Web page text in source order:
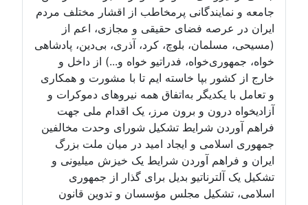
جامعه و نمایندگانی پرمخاطب از اقشار مختلف مردم
ایران در عرصه فضای حقیقی و مجازی، اعم از
(مسیحی، مسلمان، بلوچ، کرد، آذری، بی‌دین، پادشاهی
خواه، جمهوری‌خواه، فدراتیو خواه و...) از داخل و
خارج از کشور بپا خاسته ایم تا با مشورت و همکاری
و تعامل با یکدیگر به‌اتفاق همه نیروهای دموکرات و
آزادیخواه درون و برون مرز، یک اقدام ملی جهت
فراهم آوردن شرایط تشکیل شورای وحدت مخالفین
جمهوری اسلامی و ایجاد امید در میان ملت بزرگ
ایران و فراهم آوردن شرایط یک خیزش میلیونی و
تشکیل یک آلترناتیو بدیل برای گذار از جمهوری
اسلامی، تشکیل مجلس مؤسسان و تدوین قانون